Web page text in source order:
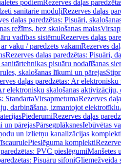
podiemRezerves daļas
sanitārie moduļiRezerves daļas
daļas paredzētas: Pisuāri,
režīms, bez skalošanas malas
vadības sistēmuRezerves daļas
vāku / paredzēts vākamRezerves
Rezerves daļas paredzētas: Pisuāri,
pisuāru nodalīšanas
skalošanas līkumi un pārejas
daļas paredzētas: Ar
elektronisku skalošanas
StandartaVirsapmetumaRezerves
darbināšana, izmantojot elektrotīklu
PiederumiRezerves daļas
un pārejasPārsegplāksnesIebūvētas
un izlietņu kanalizācijas komplekti
Pieslēguma komplekti
PVC pieslēgumiManšetes
Pisuāru sifoniGliemežveida